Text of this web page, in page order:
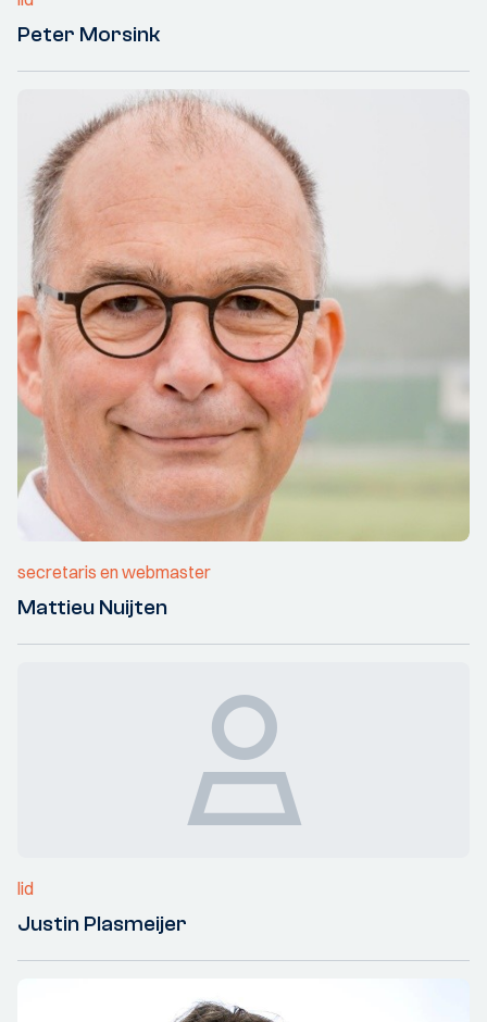
Peter Morsink
secretaris en webmaster
Mattieu Nuijten
lid
Justin Plasmeijer